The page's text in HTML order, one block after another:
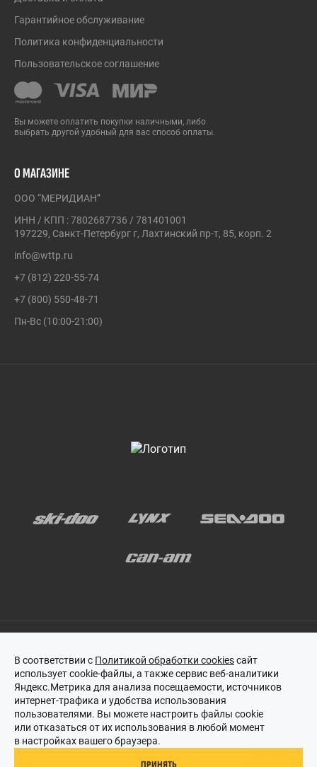
Гарантийное обслуживание
Политика конфиденциальности
Пользовательское соглашение
Вы можете оплатить покупки наличными, либо
выбрать другой удобный для вас способ оплаты.
О МАГАЗИНЕ
ООО “МЕРИДИАН”
ИНН / КПП : 7802687736 / 781401001
197229, Санкт-Петербург г, Лахтинский пр-т, 85, корп. 2
info@wttp.ru
+7 (812) 220-55-74
+7 (800) 550-48-71
Пн-Вс (10:00-21:00)
Этот сайт защищен reCAPTCHA, и на него распространяются
политика конфиденциальностииусловия обслуживанияGoogle.
© 2018–2026 «BRP ЦЕНТР ПРАЙД»
В соответствии с Политикой обработки cookiesсайт
использует cookie-файлы, а также сервис веб-аналитики
Яндекс.Метрика для анализа посещаемости, источников
интернет-трафика и удобства использования
пользователями. Вы можете настроить файлы cookie
или отказаться от их использования в любой момент
в настройках вашего браузера.
ПРИНЯТЬ